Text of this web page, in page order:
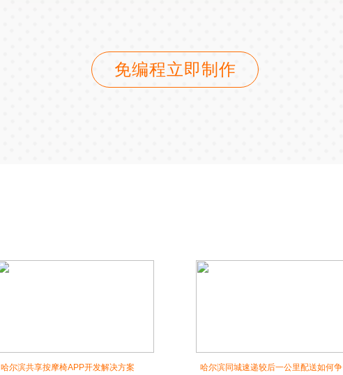
免编程立即制作
哈尔滨共享按摩椅APP开发解决方案
哈尔滨同城速递较后一公里配送如何争